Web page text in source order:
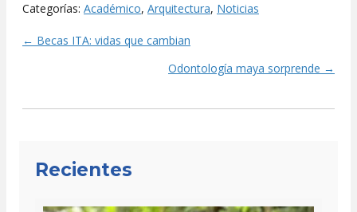
Categorías: Académico, Arquitectura, Noticias
Posts
← Becas ITA: vidas que cambian
Odontología maya sorprende →
Recientes